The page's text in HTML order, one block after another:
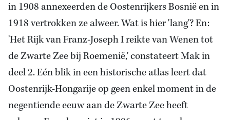
in 1908 annexeerden de Oostenrijkers Bosnië en in
1918 vertrokken ze alweer. Wat is hier 'lang'? En:
'Het Rijk van Franz-Joseph I reikte van Wenen tot
de Zwarte Zee bij Roemenië,' constateert Mak in
deel 2. Eén blik in een historische atlas leert dat
Oostenrijk-Hongarije op geen enkel moment in de
negentiende eeuw aan de Zwarte Zee heeft